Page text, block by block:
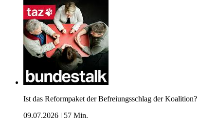
Ist das Reformpaket der Befreiungsschlag der Koalition?
09.07.2026
57 Min.